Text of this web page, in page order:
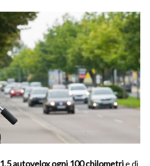
1,5 autovelox ogni 100 chilometrie di